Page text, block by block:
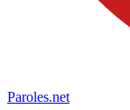
Paroles.net